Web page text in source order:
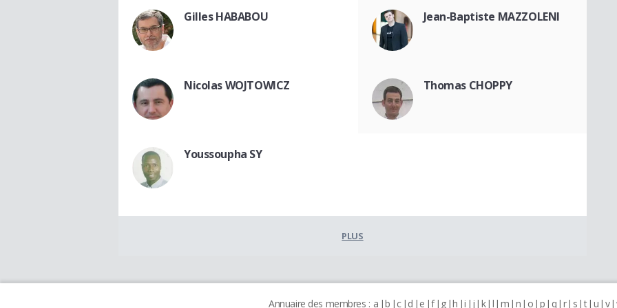
Gilles HABABOU Jean-Baptiste MAZZOLENI
Nicolas WOJTOWICZ Thomas CHOPPY
Youssoupha SY
PLUS
Annuaire des membres : a b c d e f g h i j k l m n o p q r s t u v